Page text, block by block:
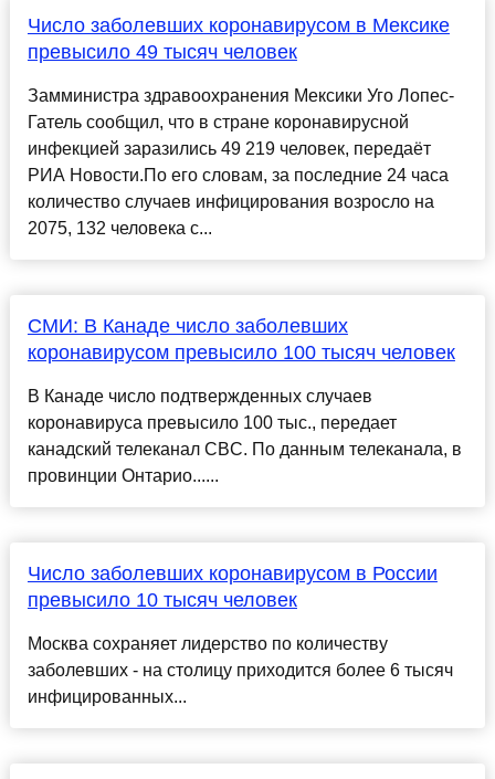
Число заболевших коронавирусом в Мексике
превысило 49 тысяч человек
Замминистра здравоохранения Мексики Уго Лопес-
Гатель сообщил, что в стране коронавирусной
инфекцией заразились 49 219 человек, передаёт
РИА Новости.По его словам, за последние 24 часа
количество случаев инфицирования возросло на
2075, 132 человека с...
СМИ: В Канаде число заболевших
коронавирусом превысило 100 тысяч человек
В Канаде число подтвержденных случаев
коронавируса превысило 100 тыс., передает
канадский телеканал CBC. По данным телеканала, в
провинции Онтарио......
Число заболевших коронавирусом в России
превысило 10 тысяч человек
Москва сохраняет лидерство по количеству
заболевших - на столицу приходится более 6 тысяч
инфицированных...